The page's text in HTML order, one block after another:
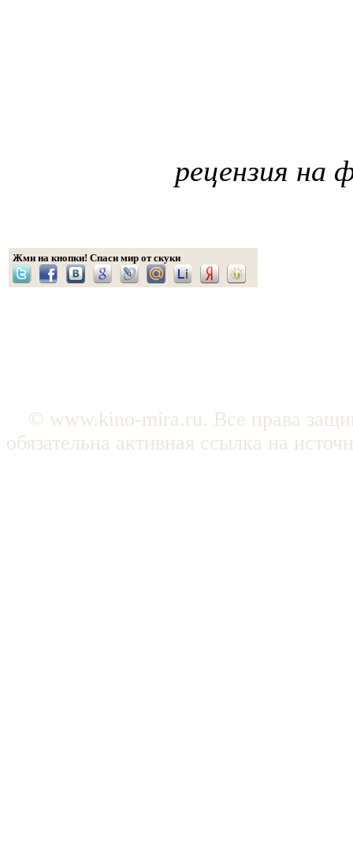
рецензия на
Жми на кнопки! Спаси мир от скуки
© www.kino-mira.ru. Все права
обязательна активная ссылка на